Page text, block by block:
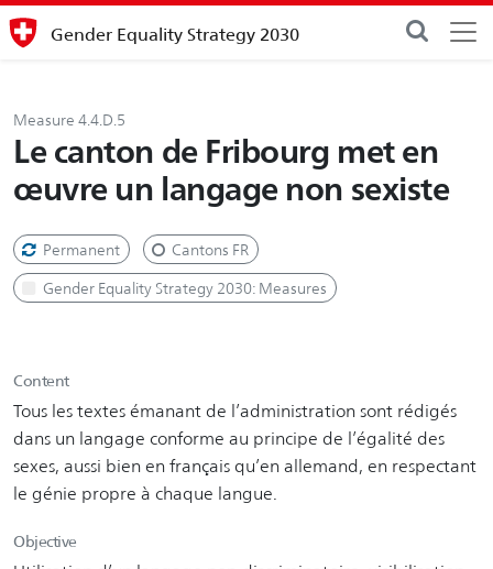
Gender Equality Strategy 2030
Measure 4.4.D.5
Le canton de Fribourg met en
œuvre un langage non sexiste
Permanent Cantons FR
Gender Equality Strategy 2030: Measures
Content
Tous les textes émanant de l’administration sont rédigés
dans un langage conforme au principe de l’égalité des
sexes, aussi bien en français qu’en allemand, en respectant
le génie propre à chaque langue.
Objective